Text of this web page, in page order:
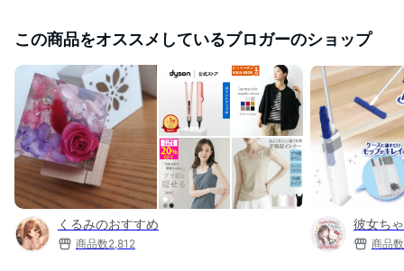
この商品をオススメしているブロガーのショップ
くるみのおすすめ
商品数2,812
彼女ち
商品数